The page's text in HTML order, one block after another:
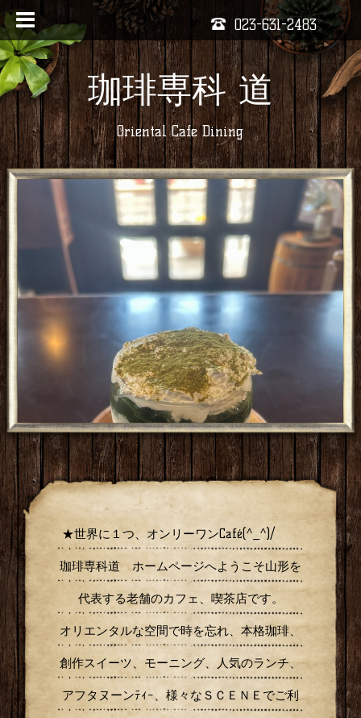
023-631-2483
珈琲専科 道
Oriental Cafe Dining
★Café道でパフェを楽しむ
★世界に１つ、オンリーワンCafé(^_^)/
珈琲専科道 ホームページへようこそ山形を
代表する老舗のカフェ、喫茶店です。
オリエンタルな空間で時を忘れ、本格珈琲、
創作スイーツ、モーニング、人気のランチ、
アフタヌーンﾃｨｰ、様々なＳＣＥＮＥでご利